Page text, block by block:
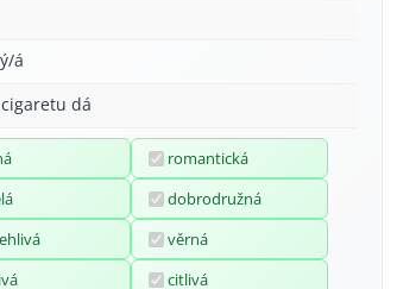
á
dá
romantická
dobrodružná
věrná
citlivá